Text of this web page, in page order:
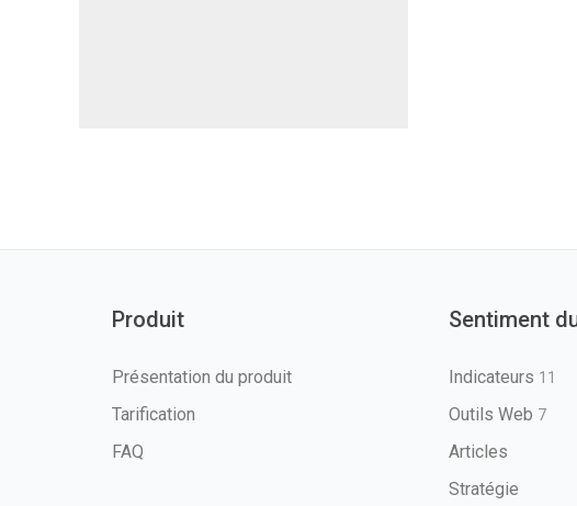
Produit
Présentation du produit
Tarification
FAQ
Sentiment
Indicateurs 11
Outils Web 7
Articles
Stratégie